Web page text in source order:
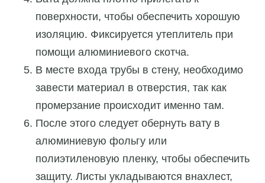
поверхности, чтобы обеспечить хорошую
изоляцию. Фиксируется утеплитель при
помощи алюминиевого скотча.
В месте входа трубы в стену, необходимо
завести материал в отверстия, так как
промерзание происходит именно там.
После этого следует обернуть вату в
алюминиевую фольгу или
полиэтиленовую пленку, чтобы обеспечить
защиту. Листы укладываются внахлест,